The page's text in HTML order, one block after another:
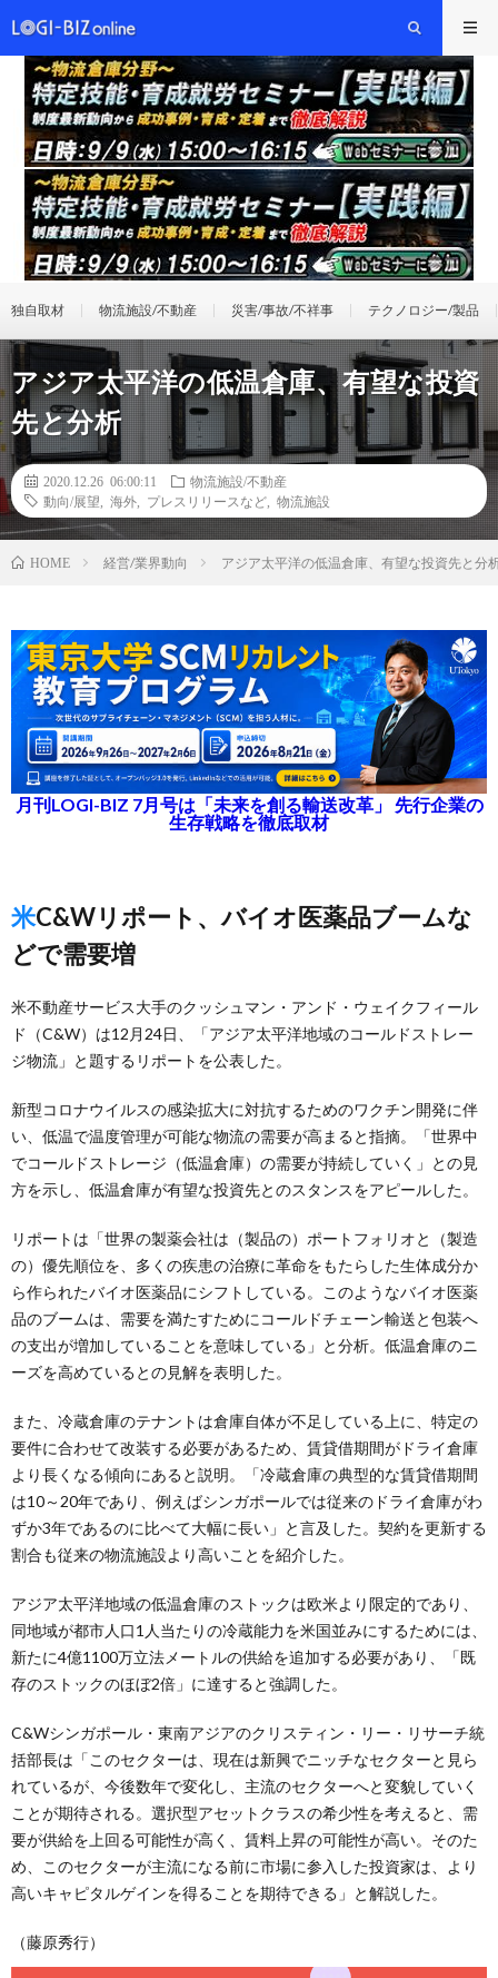
独自取材 物流施設/不動産 災害/事故/不祥事 テクノロジー/製品
アジア太平洋の低温倉庫、有望な投資
先と分析
2020.12.26 06:00:11
物流施設/不動産
動向/展望
海外 プレスリリースなど 物流施設
HOME 経営/業界動向 アジア太平洋の低温倉庫、有望な投資先と分
月刊LOGI-BIZ 7月号は「未来を創る輸送改革」 先行企業の
生存戦略を徹底取材
米C&Wリポート、バイオ医薬品ブームな
どで需要増
米不動産サービス大手のクッシュマン・アンド・ウェイクフィール
ド（C&W）は12月24日、「アジア太平洋地域のコールドストレー
ジ物流」と題するリポートを公表した。
新型コロナウイルスの感染拡大に対抗するためのワクチン開発に伴
い、低温で温度管理が可能な物流の需要が高まると指摘。「世界中
でコールドストレージ（低温倉庫）の需要が持続していく」との見
方を示し、低温倉庫が有望な投資先とのスタンスをアピールした。
リポートは「世界の製薬会社は（製品の）ポートフォリオと（製造
の）優先順位を、多くの疾患の治療に革命をもたらした生体成分か
ら作られたバイオ医薬品にシフトしている。このようなバイオ医薬
品のブームは、需要を満たすためにコールドチェーン輸送と包装へ
の支出が増加していることを意味している」と分析。低温倉庫のニ
ーズを高めているとの見解を表明した。
また、冷蔵倉庫のテナントは倉庫自体が不足している上に、特定の
要件に合わせて改装する必要があるため、賃貸借期間がドライ倉庫
より長くなる傾向にあると説明。「冷蔵倉庫の典型的な賃貸借期間
は10～20年であり、例えばシンガポールでは従来のドライ倉庫がわ
ずか3年であるのに比べて大幅に長い」と言及した。契約を更新する
割合も従来の物流施設より高いことを紹介した。
アジア太平洋地域の低温倉庫のストックは欧米より限定的であり、
同地域が都市人口1人当たりの冷蔵能力を米国並みにするためには、
新たに4億1100万立法メートルの供給を追加する必要があり、「既
存のストックのほぼ2倍」に達すると強調した。
C&Wシンガポール・東南アジアのクリスティン・リー・リサーチ統
括部長は「このセクターは、現在は新興でニッチなセクターと見ら
れているが、今後数年で変化し、主流のセクターへと変貌していく
ことが期待される。選択型アセットクラスの希少性を考えると、需
要が供給を上回る可能性が高く、賃料上昇の可能性が高い。そのた
め、このセクターが主流になる前に市場に参入した投資家は、より
高いキャピタルゲインを得ることを期待できる」と解説した。
（藤原秀行）